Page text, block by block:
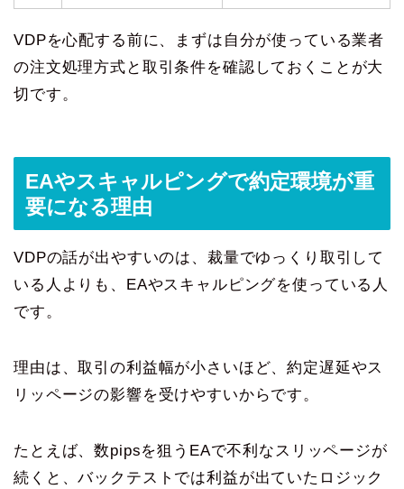
VDPを心配する前に、まずは自分が使っている業者
の注文処理方式と取引条件を確認しておくことが大
切です。
EAやスキャルピングで約定環境が重
要になる理由
VDPの話が出やすいのは、裁量でゆっくり取引して
いる人よりも、EAやスキャルピングを使っている人
です。
理由は、取引の利益幅が小さいほど、約定遅延やス
リッページの影響を受けやすいからです。
たとえば、数pipsを狙うEAで不利なスリッページが
続くと、バックテストでは利益が出ていたロジック